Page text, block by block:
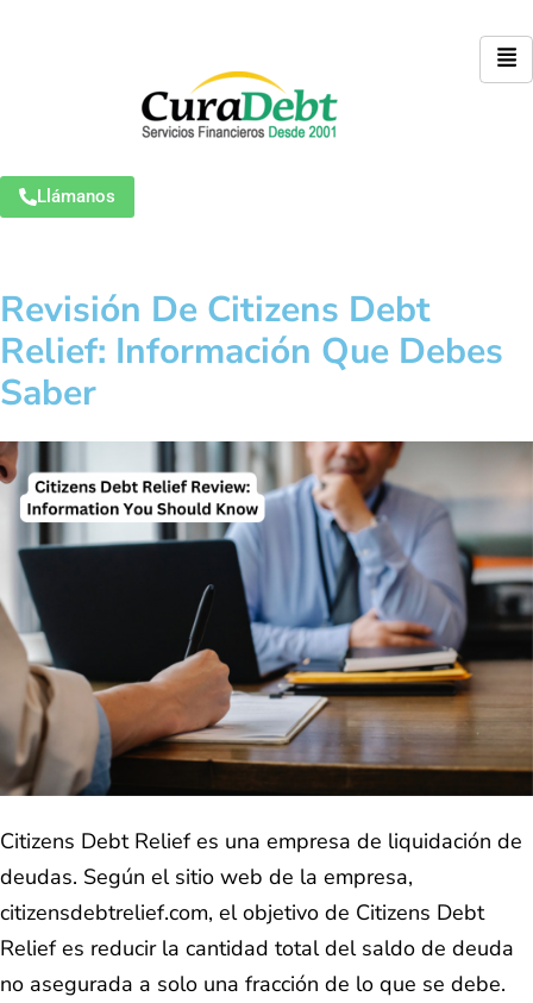
Llámanos
Revisión De Citizens Debt
Relief: Información Que Debes
Saber
Citizens Debt Relief es una empresa de liquidación de
deudas. Según el sitio web de la empresa,
citizensdebtrelief.com, el objetivo de Citizens Debt
Relief es reducir la cantidad total del saldo de deuda
no asegurada a solo una fracción de lo que se debe.